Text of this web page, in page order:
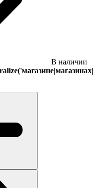
В наличии